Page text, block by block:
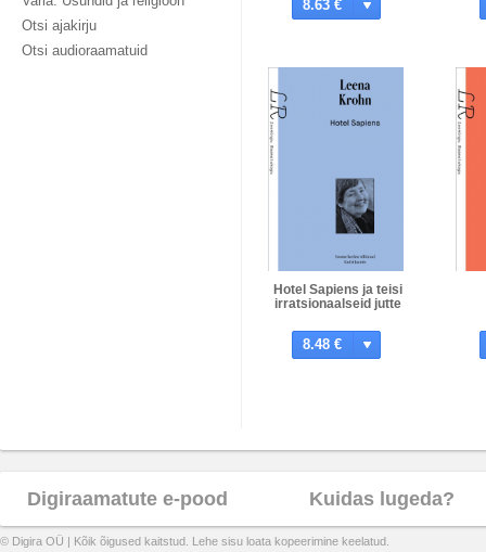
Otsi ajakirju
Otsi audioraamatuid
8.63 €
Hotel Sapiens ja teisi
irratsionaalseid jutte
8.48 €
Digiraamatute e-pood Kuidas lugeda?
© Digira OÜ | Kõik õigused kaitstud. Lehe sisu loata kopeerimine keelatud.